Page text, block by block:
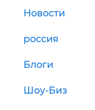
Новости
россия
Блоги
Шоу-Биз